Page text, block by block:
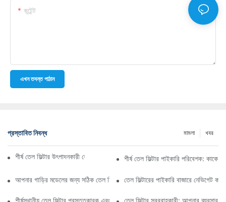
কন্টেন্ট
এখন তদন্ত পাঠান
প্রস্তাবিত নিবন্ধ খবর
মামলা
শীর্ষ তেল ফিল্টার উৎপাদনকারী কোম্পানি: একটি বিস্তৃত সারসংক্ষেপশীর্ষ তেল ফিল্টার পাইকারি পরিবেশক: কাকে
আপনার গাড়ির মডেলের জন্য সঠিক তেল ফিল্টার নির্বাচন করা: মূল বিবেচ্য বিষয়গুলি
তেল ফিল্টারের পাইকারি বাজারে নেভিগেট